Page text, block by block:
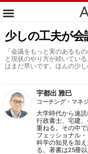
少しの工夫が会
「会議をもっと実のあるも
と現状のやり方が続いてい
はまだ早いです。ほんの少
宇都出 雅巳
コーチング・マネ
大学時代から速
行政書士、宅建
重ねる。その中
フェッショナル
科学の知見を加
る。著書は25冊以